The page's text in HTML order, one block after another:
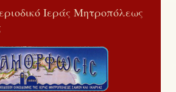
Ιεράς Μητροπόλεως